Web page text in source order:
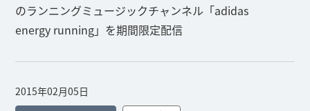
のランニングミュージックチャンネル「adidas
energy running」を期間限定配信
2015年02月05日